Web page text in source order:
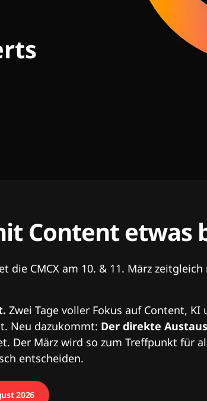
Content etwas
die CMCX am 10. & 11. März
Zwei Tage voller Fokus auf Content, KI
Neu dazukommt: Der direkte
Der März wird so zum Treffpunkt für
entscheiden.
2026